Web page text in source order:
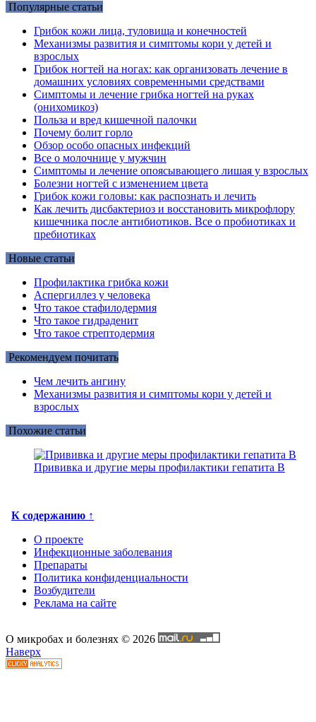
Популярные статьи
Грибок кожи лица, туловища и конечностей
Механизмы развития и симптомы кори у детей и
взрослых
Грибок ногтей на ногах: как организовать лечение в
домашних условиях современными средствами
Симптомы и лечение грибка ногтей на руках
(онихомикоз)
Польза и вред кишечной палочки
Почему болит горло
Обзор особо опасных инфекций
Все о молочнице у мужчин
Симптомы и лечение опоясывающего лишая у взрослых
Болезни ногтей с изменением цвета
Грибок кожи головы: как распознать и лечить
Как лечить дисбактериоз и восстановить микрофлору
кишечника после антибиотиков. Все о пробиотиках и
пребиотиках
Новые статьи
Профилактика грибка кожи
Аспергиллез у человека
Что такое стафилодермия
Что такое гидраденит
Что такое стрептодермия
Рекомендуем почитать
Чем лечить ангину
Механизмы развития и симптомы кори у детей и
взрослых
Похожие статьи
Прививка и другие меры профилактики гепатита В
К содержанию ↑
О проекте
Инфекционные заболевания
Препараты
Политика конфиденциальности
Возбудители
Реклама на сайте
О микробах и болезнях © 2026
Наверх